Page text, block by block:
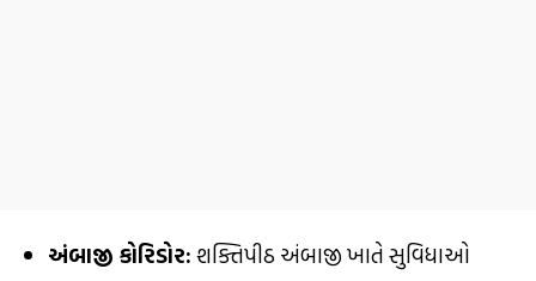
અંબાજી કોરિડોર:શક્તિપીઠ અંબાજી ખાતે સુવિધાઓ